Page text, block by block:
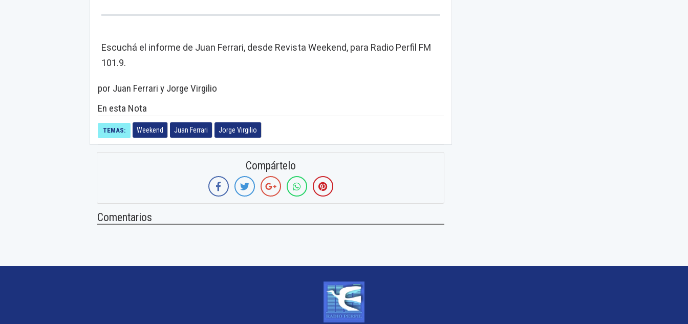
Escuchá el informe de Juan Ferrari, desde Revista Weekend, para Radio Perfil FM
101.9.
por Juan Ferrari y Jorge Virgilio
En esta Nota
TEMAS: Weekend Juan Ferrari Jorge Virgilio
Compártelo
Comentarios